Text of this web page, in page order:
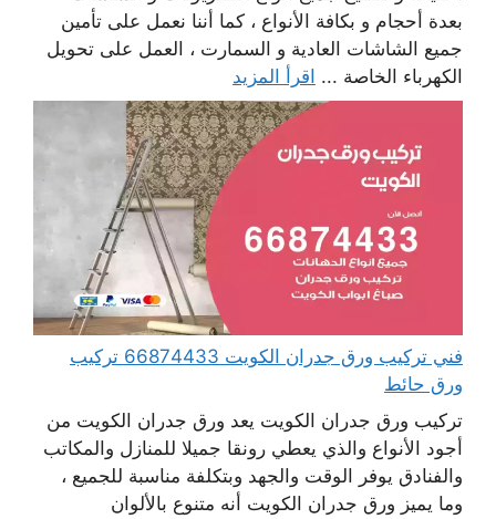
بعدة أحجام و بكافة الأنواع ، كما أننا نعمل على تأمين
جميع الشاشات العادية و السمارت ، العمل على تحويل
الكهرباء الخاصة ... اقرأ المزيد
فني تركيب ورق جدران الكويت 66874433 تركيب
ورق حائط
تركيب ورق جدران الكويت يعد ورق جدران الكويت من
أجود الأنواع والذي يعطي رونقا جميلا للمنازل والمكاتب
والفنادق يوفر الوقت والجهد وبتكلفة مناسبة للجميع ،
وما يميز ورق جدران الكويت أنه متنوع بالألوان